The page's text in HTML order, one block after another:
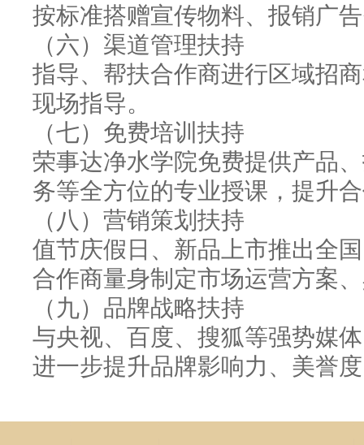
按标准搭赠宣传物料、报销广
（六）渠道管理扶持
指导、帮扶合作商进行区域招
现场指导。
（七）免费培训扶持
荣事达净水学院免费提供产品
务等全方位的专业授课，提升
（八）营销策划扶持
值节庆假日、新品上市推出全
合作商量身制定市场运营方案
（九）品牌战略扶持
与央视、百度、搜狐等强势媒
进一步提升品牌影响力、美誉